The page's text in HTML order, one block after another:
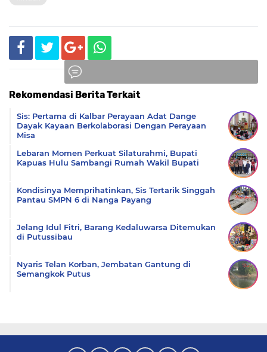
Rekomendasi Berita Terkait
Sis: Pertama di Kalbar Perayaan Adat Dange
Dayak Kayaan Berkolaborasi Dengan Perayaan
Misa
Lebaran Momen Perkuat Silaturahmi, Bupati
Kapuas Hulu Sambangi Rumah Wakil Bupati
Kondisinya Memprihatinkan, Sis Tertarik Singgah
Pantau SMPN 6 di Nanga Payang
Jelang Idul Fitri, Barang Kedaluwarsa Ditemukan
di Putussibau
Nyaris Telan Korban, Jembatan Gantung di
Semangkok Putus